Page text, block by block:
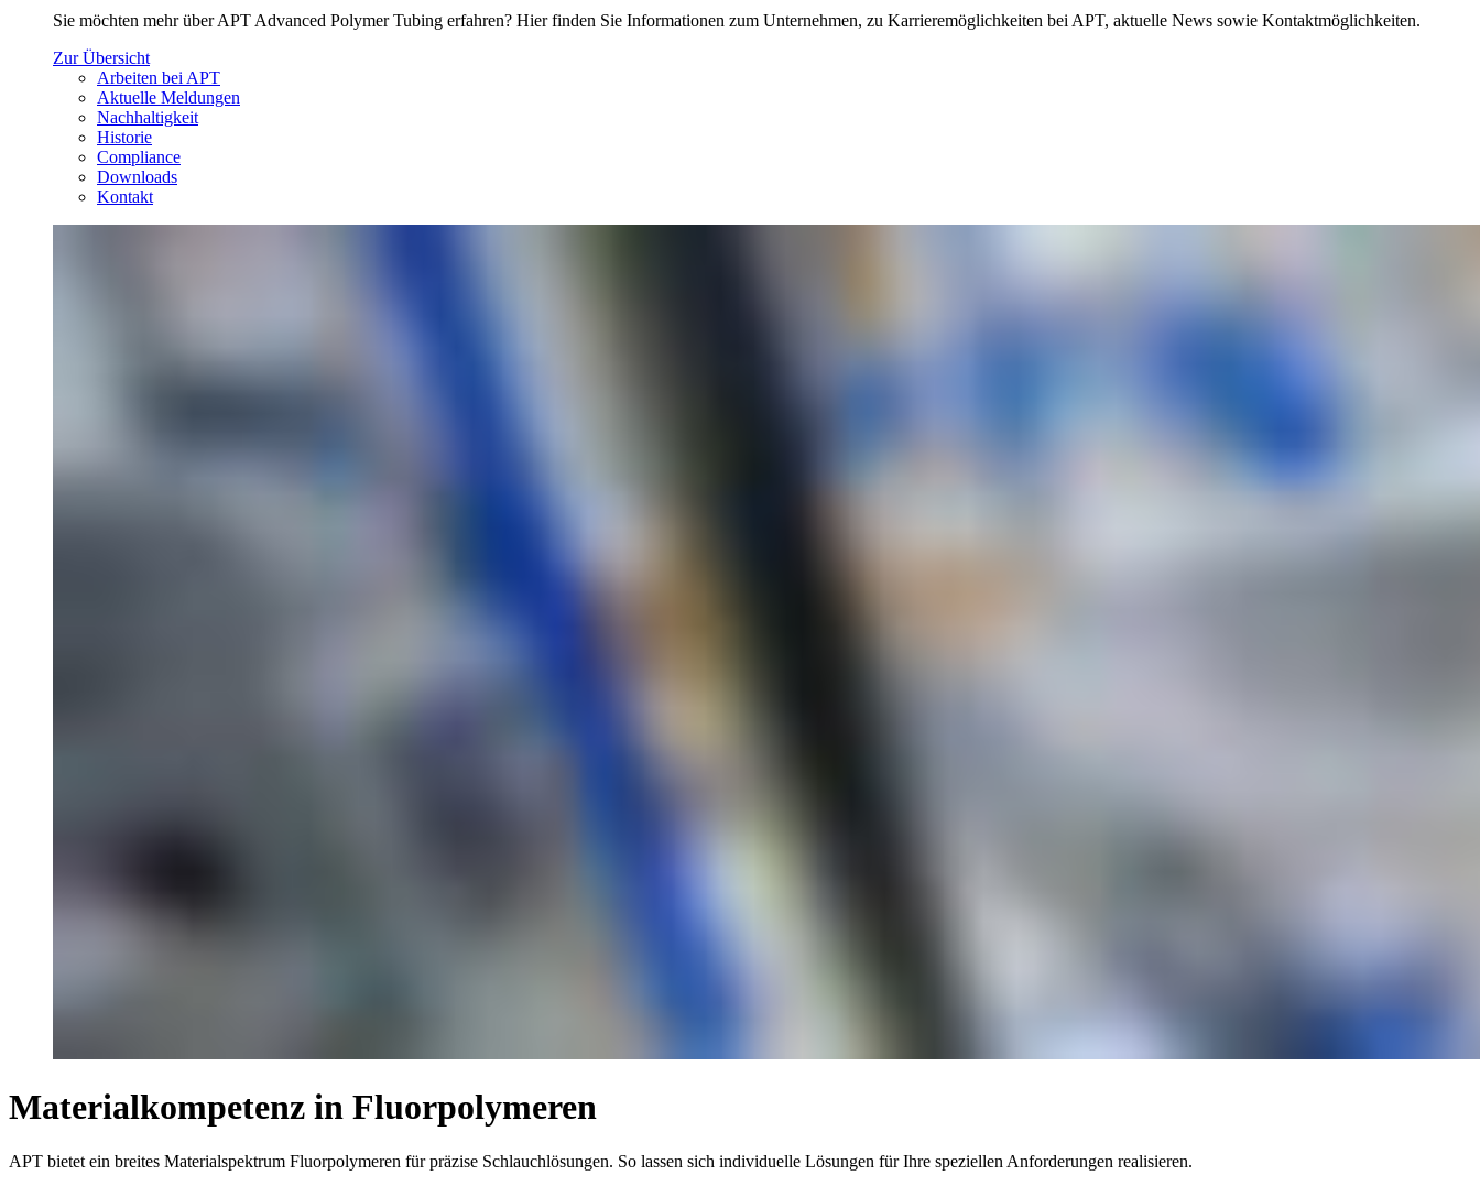
Sie möchten mehr über APT Advanced Polymer Tubing erfahren? Hier finden Sie Informationen zum Unternehmen, zu Karrieremöglichkeiten bei APT, aktuelle News sowie Kontaktmöglichkeiten.
Zur Übersicht
Arbeiten bei APT
Aktuelle Meldungen
Nachhaltigkeit
Historie
Compliance
Downloads
Kontakt
Materialkompetenz in Fluorpolymeren
APT bietet ein breites Materialspektrum Fluorpolymeren für präzise Schlauchlösungen. So lassen sich individuelle Lösungen für Ihre speziellen Anforderungen realisieren.